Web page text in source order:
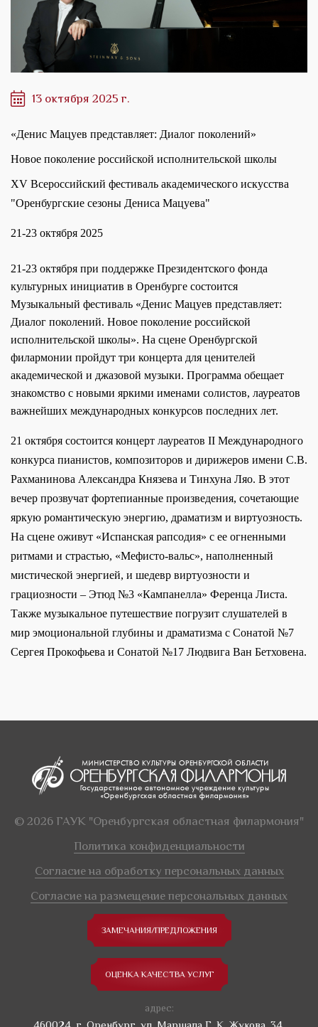
13 октября 2025 г.
«Денис Мацуев представляет: Диалог поколений»
Новое поколение российской исполнительской школы
XV Всероссийский фестиваль академического искусства
"Оренбургские сезоны Дениса Мацуева"
21-23 октября 2025
21-23 октября при поддержке Президентского фонда
культурных инициатив в Оренбурге состоится
Музыкальный фестиваль «Денис Мацуев представляет:
Диалог поколений. Новое поколение российской
исполнительской школы». На сцене Оренбургской
филармонии пройдут три концерта для ценителей
академической и джазовой музыки. Программа обещает
знакомство с новыми яркими именами солистов, лауреатов
важнейших международных конкурсов последних лет.
21 октября состоится концерт лауреатов II Международного
конкурса пианистов, композиторов и дирижеров имени С.В.
Рахманинова Александра Князева и Тинхуна Ляо. В этот
вечер прозвучат фортепианные произведения, сочетающие
яркую романтическую энергию, драматизм и виртуозность.
На сцене оживут «Испанская рапсодия» с ее огненными
ритмами и страстью, «Мефисто-вальс», наполненный
мистической энергией, и шедевр виртуозности и
грациозности – Этюд №3 «Кампанелла» Ференца Листа.
Также музыкальное путешествие погрузит слушателей в
мир эмоциональной глубины и драматизма с Сонатой №7
Сергея Прокофьева и Сонатой №17 Людвига Ван Бетховена.
© 2026 ГАУК "Оренбургская областная филармония"
Политика конфиденциальности
Согласие на обработку персональных данных
Согласие на размещение персональных данных
ЗАМЕЧАНИЯ/ПРЕДЛОЖЕНИЯ
ОЦЕНКА КАЧЕСТВА УСЛУГ
адрес: